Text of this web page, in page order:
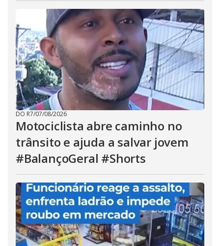
DO R7/07/08/2026
Motociclista abre caminho no
trânsito e ajuda a salvar jovem
#BalançoGeral #Shorts